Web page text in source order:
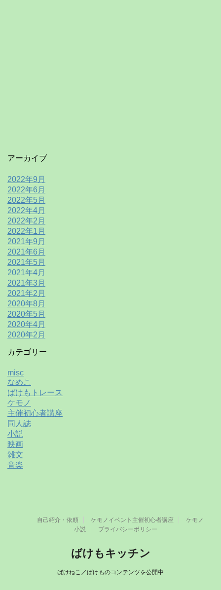
アーカイブ
2022年9月
2022年6月
2022年5月
2022年4月
2022年2月
2022年1月
2021年9月
2021年6月
2021年5月
2021年4月
2021年3月
2021年2月
2020年8月
2020年5月
2020年4月
2020年2月
カテゴリー
misc
なめこ
ばけもトレース
ケモノ
主催初心者講座
同人誌
小説
映画
雑文
音楽
自己紹介・依頼 ケモノイベント主催初心者講座
ケモノ
小説
プライバシーポリシー
ばけもキッチン
ばけねこ／ばけものコンテンツを公開中